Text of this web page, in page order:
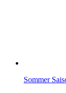
Sommer